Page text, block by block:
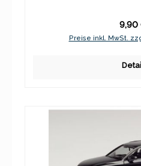
9,90
Preise inkl. MwSt.